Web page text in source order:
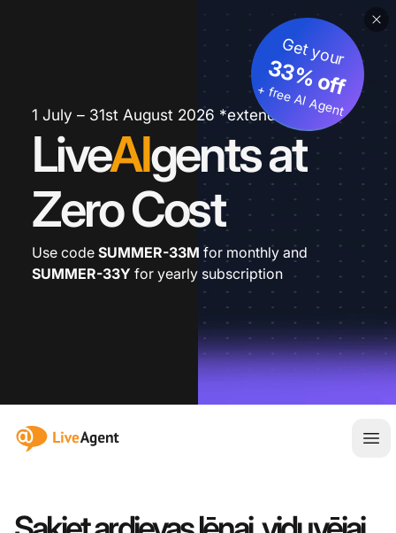
1 July – 31st August 2026 *extended
LiveAIgents at
Zero Cost
Get your
33% off
+ free AI Agent
Use code SUMMER-33M for monthly and
SUMMER-33Y for yearly subscription
:site.title